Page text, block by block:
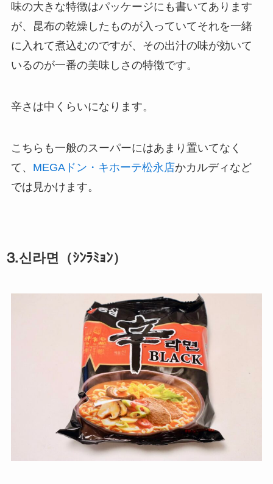
味の大きな特徴はパッケージにも書いてあります
が、昆布の乾燥したものが入っていてそれを一緒
に入れて煮込むのですが、その出汁の味が効いて
いるのが一番の美味しさの特徴です。
辛さは中くらいになります。
こちらも一般のスーパーにはあまり置いてなく
て、 MEGAドン・キホーテ松永店かカルディなど
では見かけます。
⒊신라면（ｼﾝﾗﾐｮﾝ）